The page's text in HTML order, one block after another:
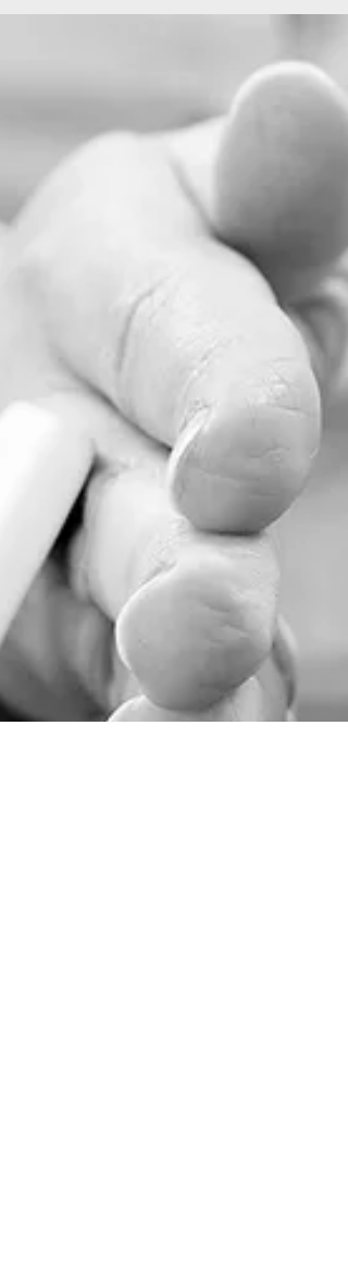
随着企业改变在线战略，首席信息官的角色也随之
改变。越来越多的公司要求其首席信息官执行新的
任务，例如开发收入来源，专注于创新和改善客户
在线体验。这些任务与“保持计算机运行”有很大不
同，而“保持计算机运行”正是首席信息官最初的职